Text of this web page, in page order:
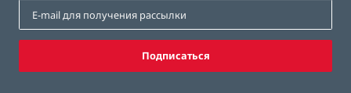
Подписаться